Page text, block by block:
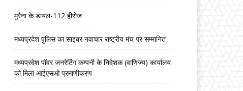
मुरैना के डायल-112 हीरोज
मध्यप्रदेश पुलिस का साइबर नवाचार राष्ट्रीय मंच पर सम्मानित
मध्यप्रदेश पॉवर जनरेटिंग कम्पनी के निदेशक (वाणिज्य) कार्यालय
को मिला आईएसओ प्रमाणीकरण